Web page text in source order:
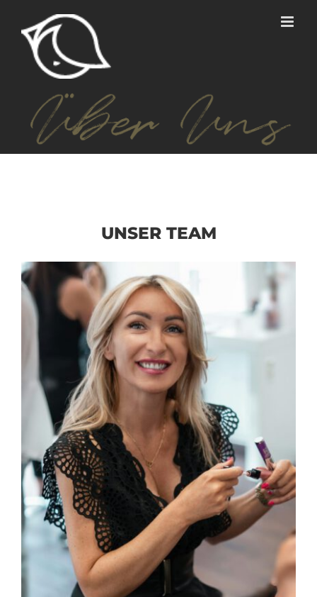
springen
UNSER TEAM